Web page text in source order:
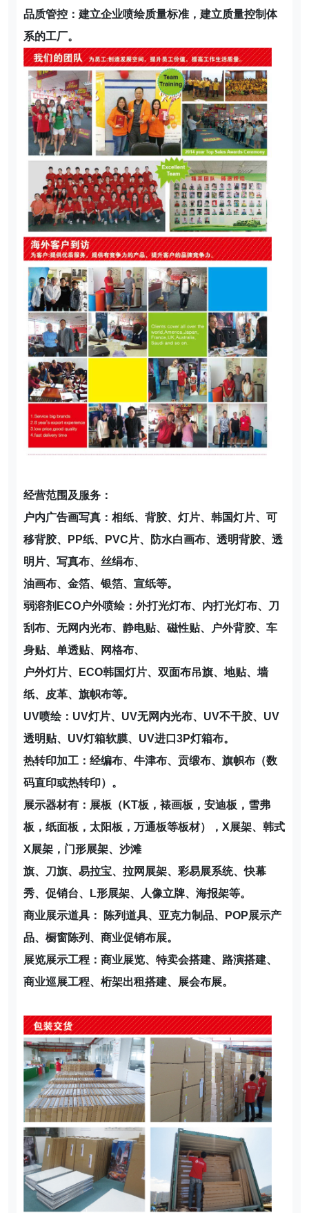
品质管控：建立企业喷绘质量标准，建立质量控制体
系的工厂。
经营范围及服务：
户内广告画写真： 相纸、背胶、灯片、韩国灯片、可
移背胶、PP纸、PVC片、防水白画布、透明背胶、透
明片、写真布、丝绢布、
油画布、金箔、银箔、宣纸等。
弱溶剂 ECO户外喷绘： 外打光灯布、内打光灯布、刀
刮布、无网内光布、静电贴、磁性贴、户外背胶、车
身贴、单透贴、网格布、
户外灯片、ECO韩国灯片、双面布吊旗、地贴、墙
纸、皮革、旗帜布等。
UV喷绘： UV灯片、UV无网内光布、UV不干胶、UV
透明贴、UV灯箱软膜、UV进口3P灯箱布。
热转印加工： 经编布、牛津布、贡缎布、旗帜布（数
码直印或热转印）。
展示器材有： 展板（KT板，裱画板，安迪板，雪弗
板，纸面板，太阳板，万通板等板材），X展架、韩式
X展架，门形展架、沙滩
旗、刀旗、易拉宝、拉网展架、彩易展系统、快幕
秀、促销台、L形展架、人像立牌、海报架等。
商业展示道具：
陈列道具、亚克力制品、POP展示产
品、橱窗陈列、商业促销布展。
展览展示工程： 商业展览、特卖会搭建、路演搭建、
商业巡展工程、桁架出租搭建、展会布展。